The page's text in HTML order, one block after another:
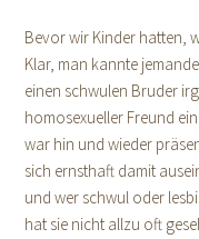
Bevor wir Kinder hatten,
Klar, man kannte
einen schwulen Bruder
homosexueller Freund
war hin und wieder
sich ernsthaft damit
und wer schwul oder
hat sie nicht allzu oft